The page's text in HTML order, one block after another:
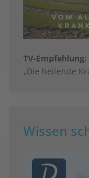
TV-Empfehlung:
„Die heilende
Wissen